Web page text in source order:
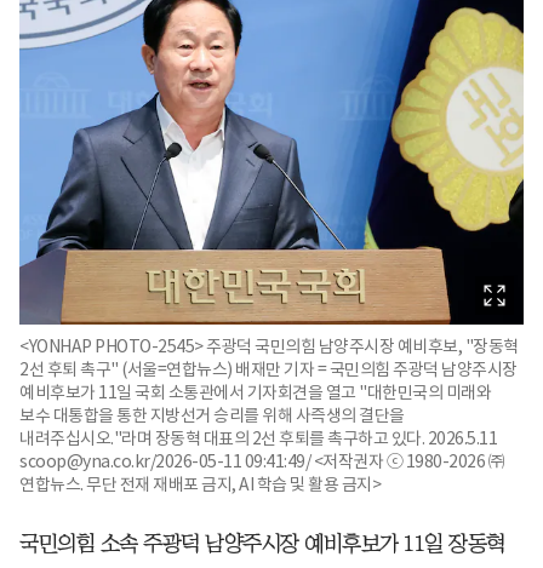
<YONHAP PHOTO-2545> 주광덕 국민의힘 남양주시장 예비후보, "장동혁
2선 후퇴 촉구" (서울=연합뉴스) 배재만 기자 = 국민의힘 주광덕 남양주시장
예비후보가 11일 국회 소통관에서 기자회견을 열고 "대한민국의 미래와
보수 대통합을 통한 지방선거 승리를 위해 사즉생의 결단을
내려주십시오."라며 장동혁 대표의 2선 후퇴를 촉구하고 있다. 2026.5.11
scoop@yna.co.kr/2026-05-11 09:41:49/ <저작권자 ⓒ 1980-2026 ㈜
연합뉴스. 무단 전재 재배포 금지, AI 학습 및 활용 금지>
국민의힘 소속 주광덕 남양주시장 예비후보가 11일 장동혁